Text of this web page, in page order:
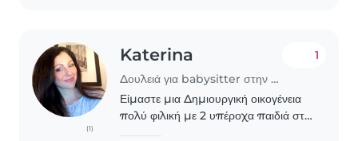
(1)
Katerina
Δουλειά για babysitter στην περιοχή Χανιά
1
Είμαστε μια Δημιουργική οικογένεια
πολύ φιλική με 2 υπέροχα παιδιά στο